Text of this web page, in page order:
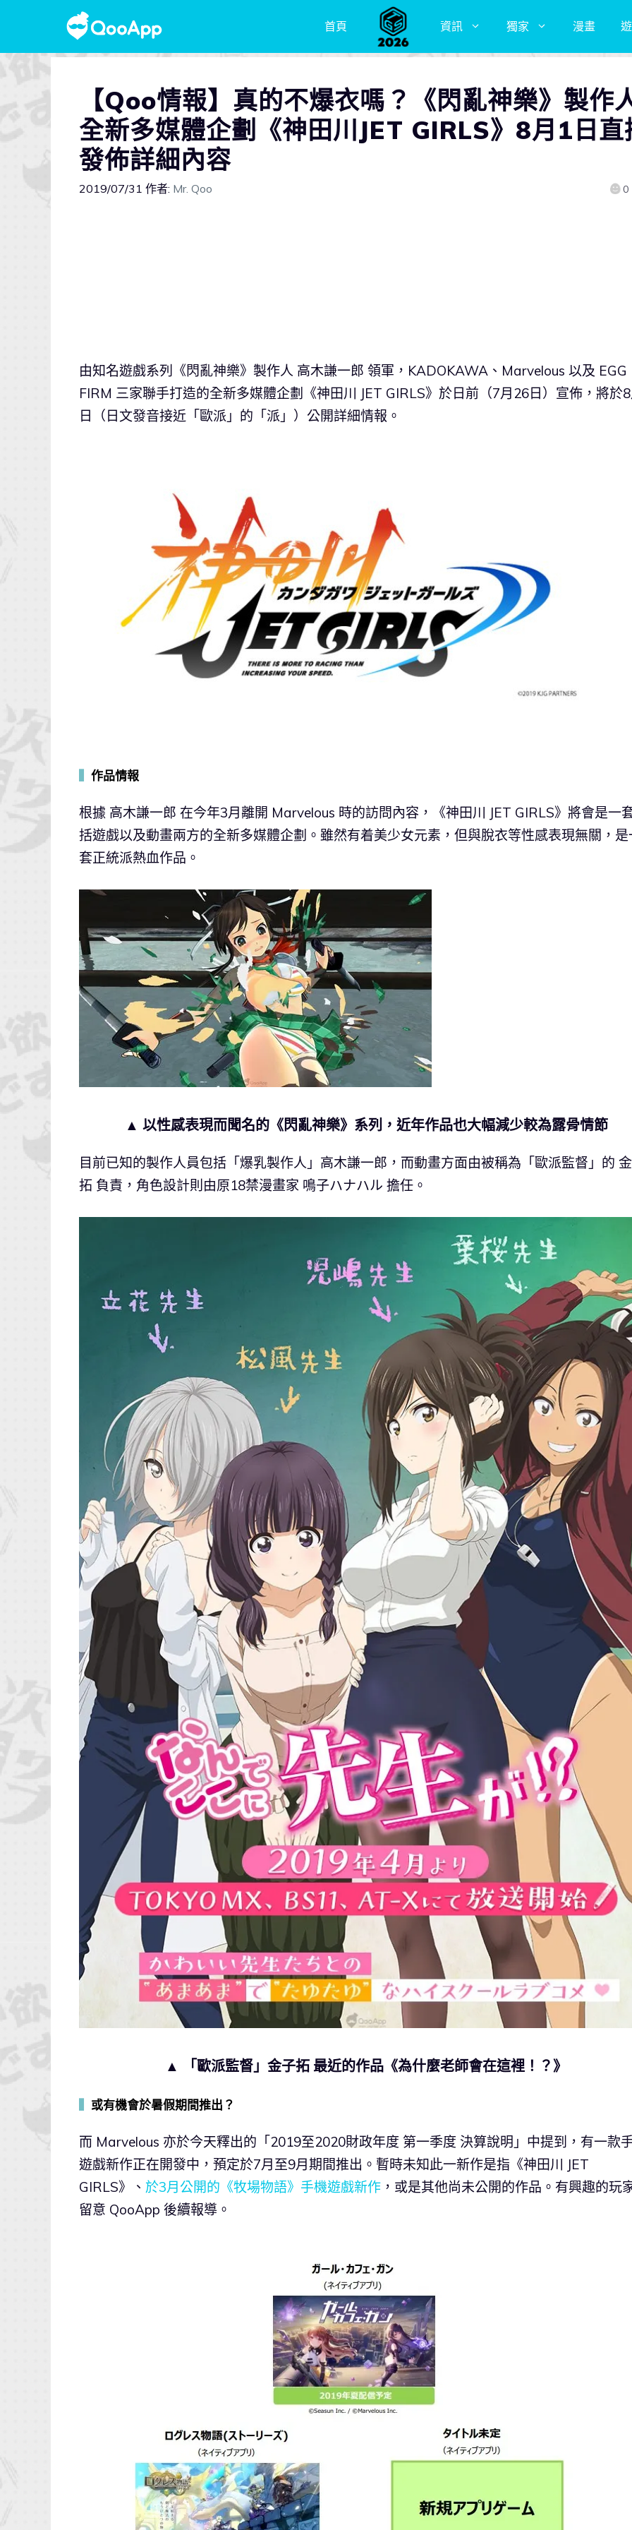
首頁 資訊 獨家 漫畫
【Qoo情報】真的不爆衣嗎？《閃亂神樂》製作
全新多媒體企劃《神田川JET GIRLS》8月1日直
發佈詳細內容
2019/07/31 作者: Mr. Qoo 0
由知名遊戲系列《閃亂神樂》製作人 高木謙一郎 領軍，KADOKAWA、Marvelous 以及 EGG
FIRM 三家聯手打造的全新多媒體企劃《神田川 JET GIRLS》於日前（7月26日）宣佈，將於
日（日文發音接近「歐派」的「派」）公開詳細情報。
作品情報
根據 高木謙一郎 在今年3月離開 Marvelous 時的訪問內容，《神田川 JET GIRLS》將會是一
括遊戲以及動畫兩方的全新多媒體企劃。雖然有着美少女元素，但與脫衣等性感表現無關，是
套正統派熱血作品。
▲ 以性感表現而聞名的《閃亂神樂》系列，近年作品也大幅減少較為露骨情節
目前已知的製作人員包括「爆乳製作人」高木謙一郎，而動畫方面由被稱為「歐派監督」的
拓 負責，角色設計則由原18禁漫畫家 鳴子ハナハル 擔任。
▲ 「歐派監督」金子拓 最近的作品《為什麼老師會在這裡！？》
或有機會於暑假期間推出？
而 Marvelous 亦於今天釋出的「2019至2020財政年度 第一季度 決算說明」中提到，有一款
遊戲新作正在開發中，預定於7月至9月期間推出。暫時未知此一新作是指《神田川 JET
GIRLS》、 於3月公開的《牧場物語》手機遊戲新作 ，或是其他尚未公開的作品。有興趣的玩
留意 QooApp 後續報導。